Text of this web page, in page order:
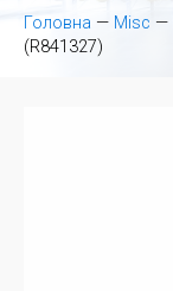
Головна — Misc —
(R841327)